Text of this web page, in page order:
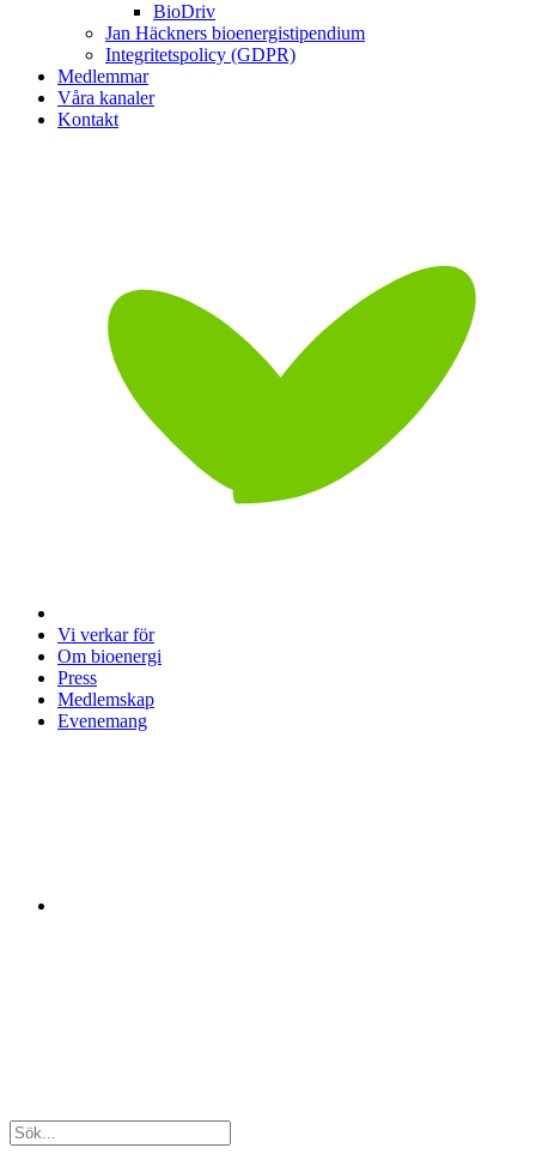
BioDriv
Jan Häckners bioenergistipendium
Integritetspolicy (GDPR)
Medlemmar
Våra kanaler
Kontakt
Vi verkar för
Om bioenergi
Press
Medlemskap
Evenemang